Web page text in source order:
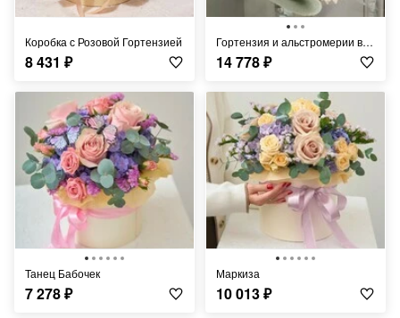
Коробка с Розовой Гортензией
8 431 ₽
Гортензия и альстромерии в букете
14 778₽
Танец Бабочек
7 278₽
Маркиза
10 013₽